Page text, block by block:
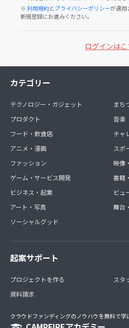
※利用規約とプライバシーポリシーが適用
新規登録にお進みください。
ログインはこ
カテゴリー
テクノロジー・ガジェット
プロダクト
フード・飲食店
アニメ・漫画
ファッション
ゲーム・サービス開発
ビジネス・起業
アート・写真
ソーシャルグッド
まち
音楽
チャ
スポ
映像
書籍
ビュ
舞台
起案サポート
プロジェクトを作る
資料請求
スタ
クラウドファンディングのノウハウを無料で学